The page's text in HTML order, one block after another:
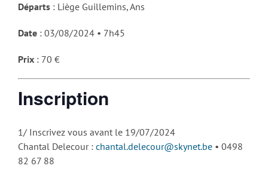
Départs : Liège Guillemins, Ans
Date : 03/08/2024 • 7h45
Prix : 70 €
Inscription
1/ Inscrivez vous avant le 19/07/2024
Chantal Delecour : chantal.delecour@skynet.be • 0498
82 67 88